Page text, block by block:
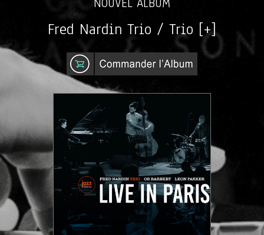
NOUVEL ALBUM
Fred Nardin Trio / Trio [+]